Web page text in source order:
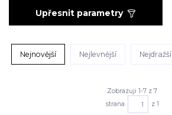
Upřesnit parametry
Nejnovější Nejlevnější Nejdražší
Zobrazuji 1-7 z 7
strana
z 1